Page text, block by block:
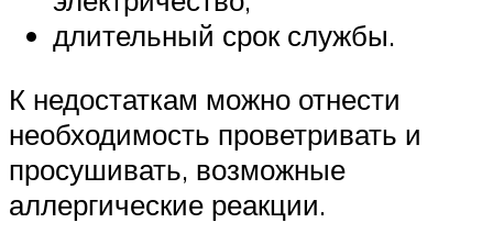
длительный срок службы.
К недостаткам можно отнести
необходимость проветривать и
просушивать, возможные
аллергические реакции.